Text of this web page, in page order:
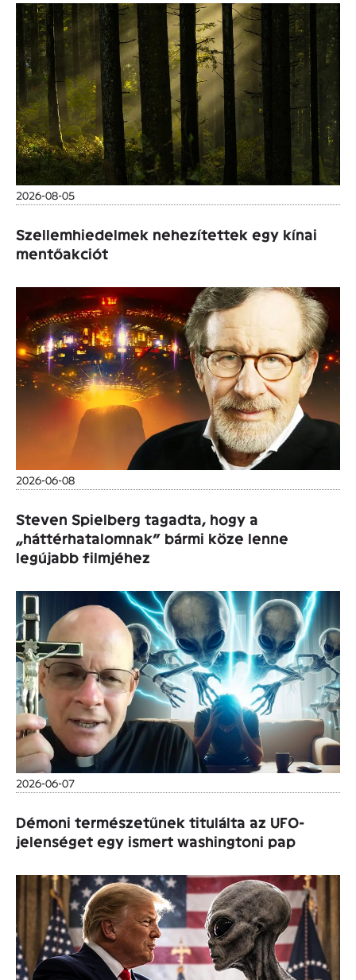
2026-08-05
Szellemhiedelmek nehezítettek egy kínai
mentőakciót
2026-06-08
Steven Spielberg tagadta, hogy a
„háttérhatalomnak” bármi köze lenne
legújabb filmjéhez
2026-06-07
Démoni természetűnek titulálta az UFO-
jelenséget egy ismert washingtoni pap